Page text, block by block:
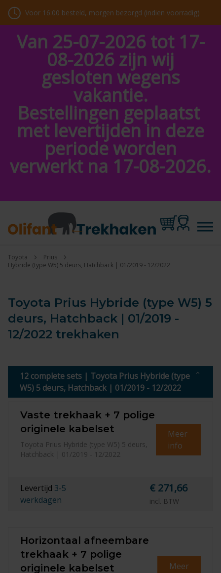
Voor 16:00 besteld, morgen bezorgd (indien voorradig)
Van 25-07-2026 tot 17-
08-2026 zijn wij
gesloten wegens
vakantie.
Bestellingen geplaatst
met levertijden in deze
periode worden
verwerkt na 17-08-2026.
Toyota
Prius
Hybride (type W5) 5 deurs, Hatchback | 01/2019 - 12/2022
Toyota Prius Hybride (type W5) 5
deurs, Hatchback | 01/2019 -
12/2022 trekhaken
12 complete sets | Toyota Prius Hybride (type
W5) 5 deurs, Hatchback | 01/2019 - 12/2022
Vaste trekhaak + 7 polige
originele kabelset
Toyota Prius Hybride (type W5) 5 deurs,
Hatchback | 01/2019 - 12/2022
Meer
info
Levertijd 3-5
werkdagen
€ 271,66
incl. BTW
Horizontaal afneembare
trekhaak + 7 polige
originele kabelset
Meer